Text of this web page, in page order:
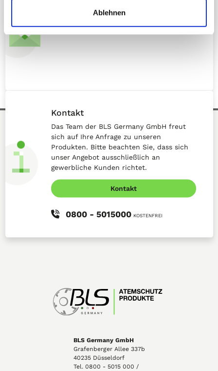
Ablehnen
Produkten kostenlos per E-Mail!
Kontakt
Das Team der BLS Germany GmbH freut
sich auf Ihre Anfrage zu unseren
Produkten. Bitte beachten Sie, dass sich
unser Angebot ausschließlich an
gewerbliche Kunden richtet.
Kontakt
0800 - 5015000 KOSTENFREI
BLS Germany GmbH
Grafenberger Allee 337b
40235 Düsseldorf
Tel. 0800 - 5015 000 /